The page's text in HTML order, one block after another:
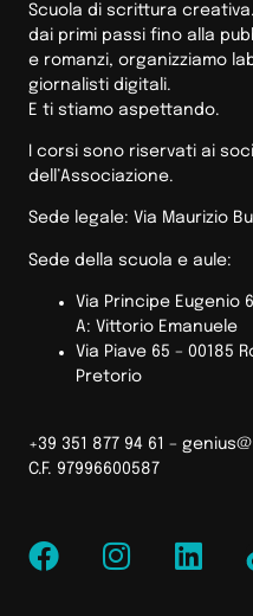
Scuola di scrittura
dai primi passi fino alla
e romanzi, organizziamo
giornalisti digitali.
E ti stiamo aspettando.
I corsi sono riservati ai
dell’Associazione.
Sede legale: Via Maurizio
Sede della scuola e aule:
Via Principe Eugenio
A: Vittorio Emanuele
Via Piave 65 – 00185
Pretorio
+39 351 877 94 61 –
C.F. 97996600587